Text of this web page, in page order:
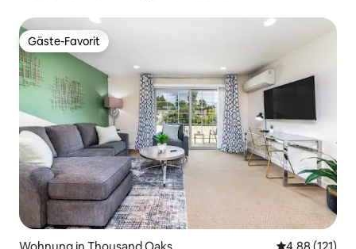
Gäste-Favorit
Gäste-Favorit